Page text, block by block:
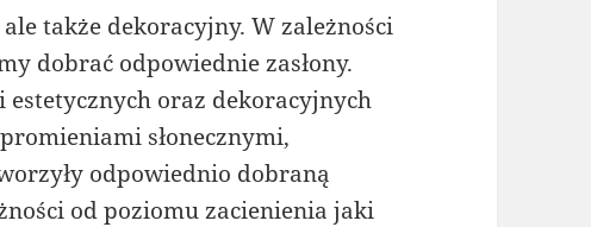
także dekoracyjny. W zależności
dobrać odpowiednie zasłony.
estetycznych oraz dekoracyjnych
słonecznymi,
odpowiednio dobraną
od poziomu zacienienia jaki